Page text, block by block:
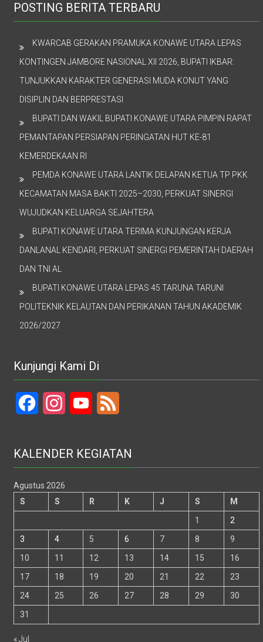
POSTING BERITA TERBARU
KWARCAB GERAKAN PRAMUKA KONAWE UTARA LEPAS
KONTINGEN JAMBORE NASIONAL XII 2026, BUPATI IKBAR:
TUNJUKKAN KARAKTER GENERASI MUDA KONUT YANG
DISIPLIN DAN BERPRESTASI
BUPATI DAN WAKIL BUPATI KONAWE UTARA PIMPIN RAPAT
PEMANTAPAN PERSIAPAN PERINGATAN HUT KE-81
KEMERDEKAAN RI
PEMDA KONAWE UTARA LANTIK DELAPAN KETUA TP PKK
KECAMATAN MASA BAKTI 2025–2030, PERKUAT SINERGI
WUJUDKAN KELUARGA SEJAHTERA
BUPATI KONAWE UTARA TERIMA KUNJUNGAN KERJA
DANLANAL KENDARI, PERKUAT SINERGI PEMERINTAH DAERAH
DAN TNI AL
BUPATI KONAWE UTARA LEPAS 45 TARUNA TARUNI
POLITEKNIK KELAUTAN DAN PERIKANAN TAHUN AKADEMIK
2026/2027
Kunjungi Kami Di
FacebookInstagramYouTube
KALENDER KEGIATAN
Agustus 2026
S
S R K J S
M
1
2
3
4 5 6 7 8
9
10
11 12 13 14 15
16
17
18 19 20 21 22
23
24
25 26 27 28 29
30
31
« Jul